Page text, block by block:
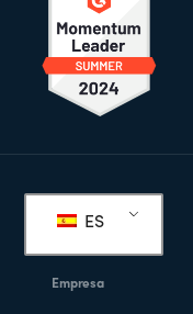
de
página
ES
Empresa